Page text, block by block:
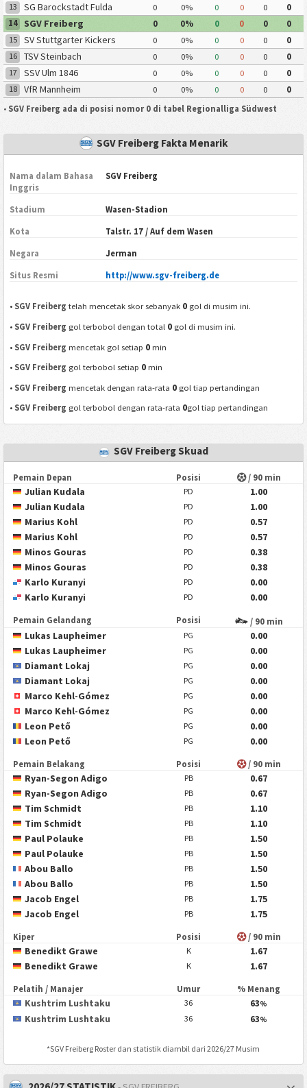
13
SG Barockstadt Fulda
Lehnerz
0 0% 0 0 0
0
14
SGV Freiberg 0 0% 0 0 0
0
15
SV Stuttgarter Kickers 0 0% 0 0 0
0
16
TSV Steinbach 0 0% 0 0 0
0
17
SSV Ulm 1846 0 0% 0 0 0
0
18
VfR Mannheim 0 0% 0 0 0
0
• SGV Freiberg ada di posisi nomor 0 di tabel Regionalliga Südwest
SGV Freiberg Fakta Menarik
Nama dalam Bahasa
Inggris
SGV Freiberg
Stadium Wasen-Stadion
Kota Talstr. 17 / Auf dem Wasen
Negara Jerman
Situs Resmi http://www.sgv-freiberg.de
• SGV Freiberg telah mencetak skor sebanyak 0 gol di musim ini.
• SGV Freiberg gol terbobol dengan total 0 gol di musim ini.
• SGV Freiberg mencetak gol setiap 0 min
• SGV Freiberg gol terbobol setiap 0 min
• SGV Freiberg mencetak dengan rata-rata 0 gol tiap pertandingan
• SGV Freiberg gol terbobol dengan rata-rata 0gol tiap pertandingan
SGV Freiberg Skuad
Pemain Depan Posisi / 90 min
Julian Kudala PD
1.00
Julian Kudala
PD
1.00
Marius Kohl
PD
0.57
Marius Kohl
PD
0.57
Minos Gouras
PD
0.38
Minos Gouras
PD
0.38
Karlo Kuranyi
PD
0.00
Karlo Kuranyi
PD 0.00
Pemain Gelandang Posisi / 90 min
Lukas Laupheimer PG
0.00
Lukas Laupheimer
PG
0.00
Diamant Lokaj
PG
0.00
Diamant Lokaj
PG
0.00
Marco Kehl-Gómez
PG
0.00
Marco Kehl-Gómez
PG
0.00
Leon Pető
PG
0.00
Leon Pető
PG 0.00
Pemain Belakang Posisi / 90 min
Ryan-Segon Adigo PB
0.67
Ryan-Segon Adigo
PB
0.67
Tim Schmidt
PB
1.10
Tim Schmidt
PB
1.10
Paul Polauke
PB
1.50
Paul Polauke
PB
1.50
Abou Ballo
PB
1.50
Abou Ballo
PB
1.50
Jacob Engel
PB
1.75
Jacob Engel
PB 1.75
Kiper Posisi / 90 min
Benedikt Grawe K
1.67
Benedikt Grawe
K 1.67
Pelatih / Manajer Umur % Menang
Kushtrim Lushtaku 36 63%
Kushtrim Lushtaku 36 63%
*SGV Freiberg Roster dan statistik diambil dari 2026/27 Musim